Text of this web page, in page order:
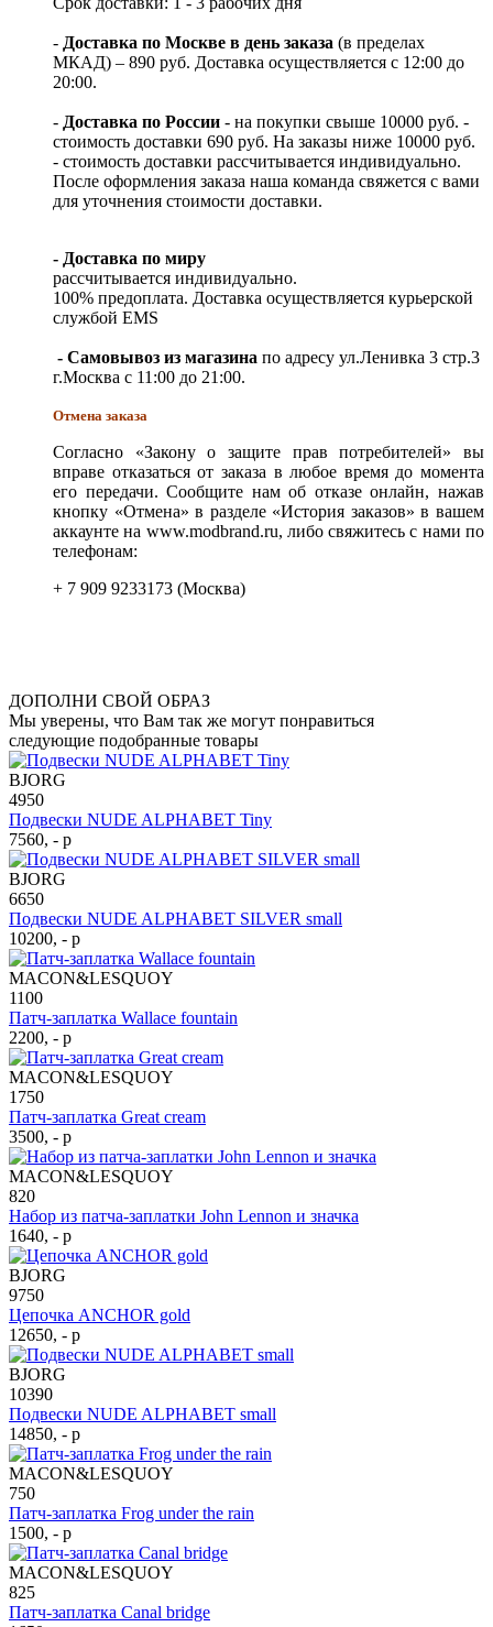
- Доставка по Москве в день заказа (в пределах
МКАД) – 890 руб. Доставка осуществляется с 12:00 до
20:00.
- Доставка по России - на покупки свыше 10000 руб. -
стоимость доставки 690 руб. На заказы ниже 10000 руб.
- стоимость доставки рассчитывается индивидуально.
После оформления заказа наша команда свяжется с вами
для уточнения стоимости доставки.
- Доставка по миру
рассчитывается индивидуально.
100% предоплата. Доставка осуществляется курьерской
службой EMS
- Самовывоз из магазина по адресу ул.Ленивка 3 стр.3
г.Москва с 11:00 до 21:00.
Отмена заказа
Согласно «Закону о защите прав потребителей» вы
вправе отказаться от заказа в любое время до момента
его передачи. Сообщите нам об отказе онлайн, нажав
кнопку «Отмена» в разделе «История заказов» в вашем
аккаунте на www.modbrand.ru, либо свяжитесь с нами по
телефонам:
+ 7 909 9233173 (Москва)
ДОПОЛНИ СВОЙ ОБРАЗ
Мы уверены, что Вам так же могут понравиться
следующие подобранные товары
BJORG
4950
Подвески NUDE ALPHABET Tiny
7560, - р
BJORG
6650
Подвески NUDE ALPHABET SILVER small
10200, - р
MACON&LESQUOY
1100
Патч-заплатка Wallace fountain
2200, - р
MACON&LESQUOY
1750
Патч-заплатка Great cream
3500, - р
MACON&LESQUOY
820
Набор из патча-заплатки John Lennon и значка
1640, - р
BJORG
9750
Цепочка ANCHOR gold
12650, - р
BJORG
10390
Подвески NUDE ALPHABET small
14850, - р
MACON&LESQUOY
750
Патч-заплатка Frog under the rain
1500, - р
MACON&LESQUOY
825
Патч-заплатка Canal bridge